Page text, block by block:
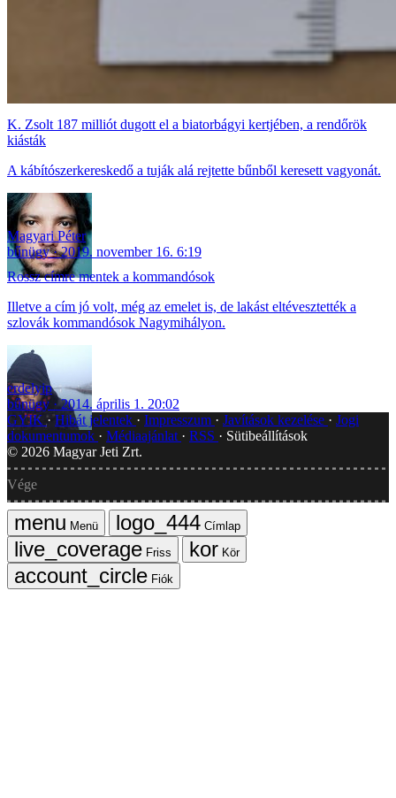
K. Zsolt 187 milliót dugott el a biatorbágyi kertjében, a rendőrök
kiásták
A kábítószerkereskedő a tuják alá rejtette bűnből keresett vagyonát.
Magyari Péter
bűnügy
2019. november 16. 6:19
Rossz címre mentek a kommandósok
Illetve a cím jó volt, még az emelet is, de lakást eltévesztették a
szlovák kommandósok Nagymihályon.
erdelyip
bűnügy
2014. április 1. 20:02
GYIK Hibát jelentek Impresszum Javítások kezelése
Jogi
dokumentumok
Médiaajánlat RSS
Sütibeállítások
© 2026 Magyar Jeti Zrt.
Vége
Menü
Címlap
Friss
Kör
Fiók